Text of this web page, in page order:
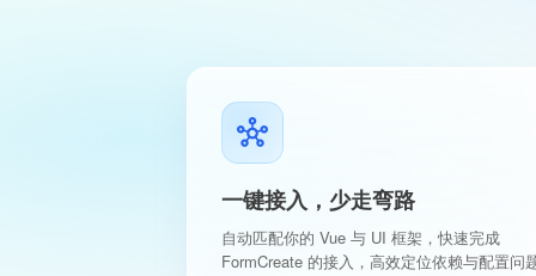
一键接入，少走弯路
自动匹配你的 Vue 与 UI 框架，快速完成
FormCreate 的接入，高效定位依赖与配置问